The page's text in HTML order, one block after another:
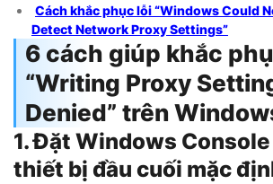
Cách khắc phục lỗi “Windows Could
Detect Network Proxy Settings”
6 cách giúp khắc
“Writing Proxy
Denied” trên
1. Đặt Windows
thiết bị đầu cuối mặc